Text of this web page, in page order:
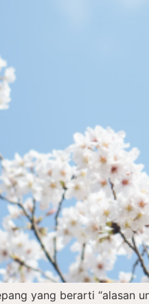
yang berarti “alasan